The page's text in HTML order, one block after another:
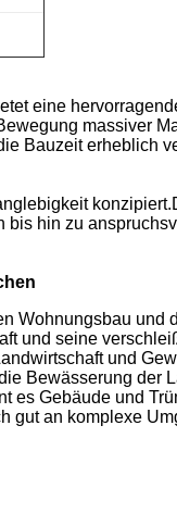
eine
massiver
Bauzeit erheblich
hin zu
Wohnungsbau
und seine
und
Bewässerung der
es Gebäude und
gut an komplexe